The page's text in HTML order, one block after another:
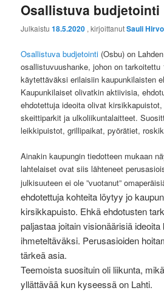
Osallistuva budjetointi
Julkaistu18.5.2020 , kirjoittanutSauli
Osallistuva budjetointi (Osbu) on
osallistuvuushanke, johon on tarkoitettu
käytettäväksi erilaisiin kaupunkilaisten
Kaupunkilaiset olivatkin aktiivisia,
ehdotettuja ideoita olivat
skeittiparkit ja ulkoliikuntalaitteet.
leikkipuistot, grillipaikat, pyörätiet,
Ainakin kaupungin tiedotteen mukaan
lahtelaiset ovat siis lähteneet
julkisuuteen ei ole ”vuotanut”
ehdotettuja kohteita löytyy jo
kirsikkapuisto. Ehkä ehdotusten
paljastaa joitain visionäärisiä
ihmeteltäväksi. Perusasioiden
tärkeä asia.
Teemoista suosituin oli liikunta,
yllättävää kun kyseessä on Lahti.